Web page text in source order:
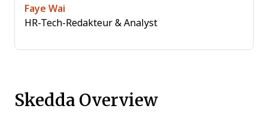
Faye Wai
HR-Tech-Redakteur & Analyst
Skedda Overview